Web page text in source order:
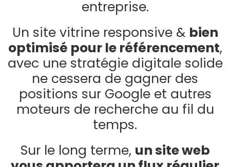
entreprise.
Un site vitrineresponsive & bien
optimisé pour le référencement,
avec une stratégie digitale solide
ne cessera de gagner des
positions sur Google et autres
moteurs de recherche au fil du
temps.
Sur le long terme, un site web